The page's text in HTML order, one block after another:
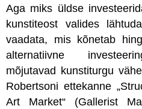
Aga miks üldse
kunstiteost valides
vaadata, mis kõnetab
alternatiivne
mõjutavad kunstiturgu
Robertsoni ettekanne
Art Market“ (Gallerist